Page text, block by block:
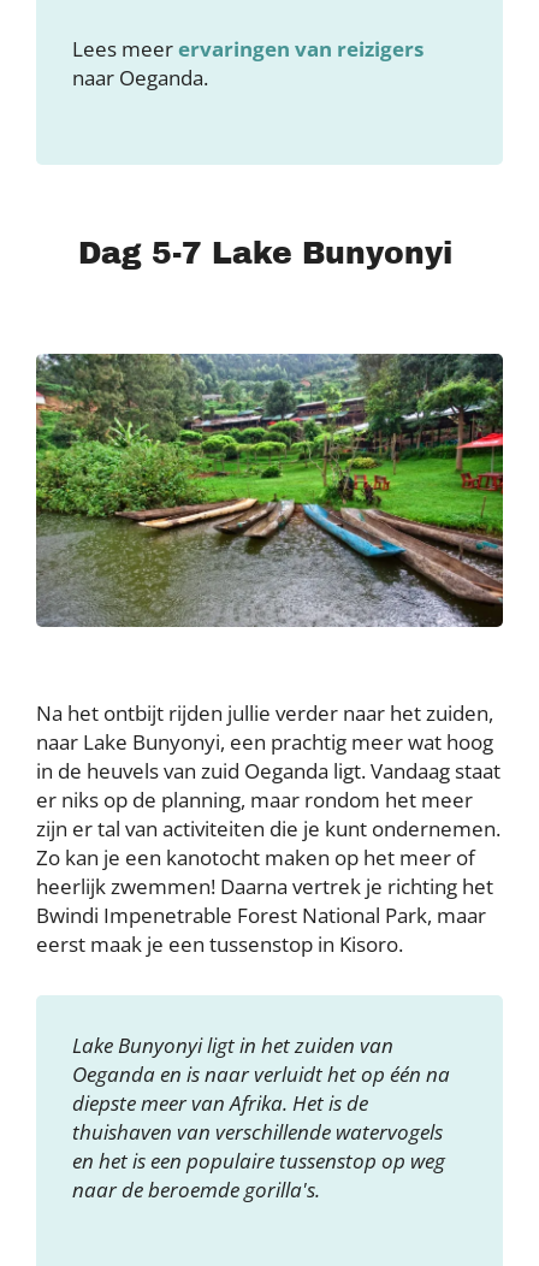
Lees meerervaringen van reizigers
naar Oeganda.
Dag 5-7 Lake Bunyonyi
Na het ontbijt rijden jullie verder naar het zuiden,
naar Lake Bunyonyi, een prachtig meer wat hoog
in de heuvels van zuid Oeganda ligt. Vandaag staat
er niks op de planning, maar rondom het meer
zijn er tal van activiteiten die je kunt ondernemen.
Zo kan je een kanotocht maken op het meer of
heerlijk zwemmen! Daarna vertrek je richting het
Bwindi Impenetrable Forest National Park, maar
eerst maak je een tussenstop in Kisoro.
Lake Bunyonyi ligt in het zuiden van
Oeganda en is naar verluidt het op één na
diepste meer van Afrika. Het is de
thuishaven van verschillende watervogels
en het is een populaire tussenstop op weg
naar de beroemde gorilla's.